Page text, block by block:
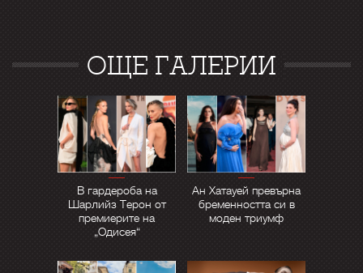
ОЩЕ ГАЛЕРИИ
В гардероба на
Шарлийз Терон от
премиерите на
„Одисея“
Ан Хатауей превърна
бременността си в
моден триумф